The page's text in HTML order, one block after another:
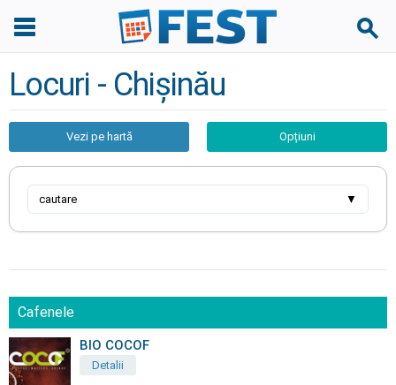
Locuri - Chișinău
Vezi pe hartă Opțiuni
cautare ▼
Cafenele
BIO COCOF
Detalii